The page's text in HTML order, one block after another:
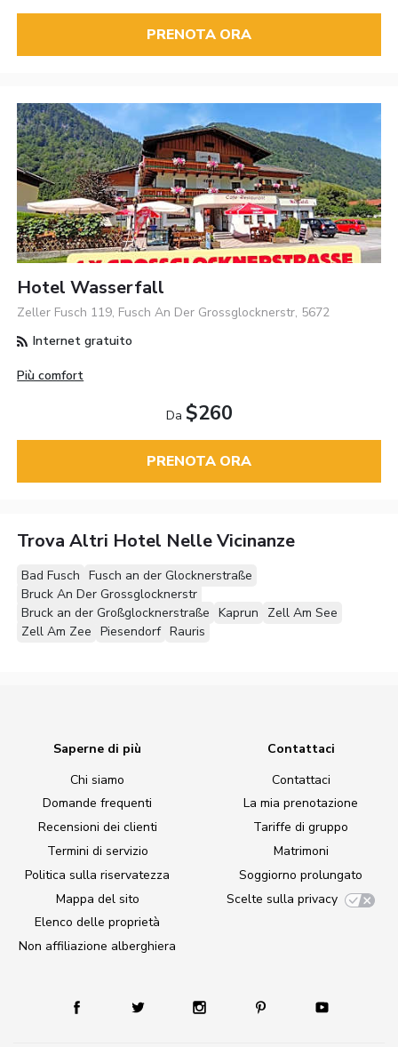
PRENOTA ORA
Hotel Wasserfall
Zeller Fusch 119, Fusch An Der Grossglocknerstr, 5672
Internet gratuito
Più comfort
Da $260
PRENOTA ORA
Trova Altri Hotel Nelle Vicinanze
Bad Fusch Fusch an der Glocknerstraße
Bruck An Der Grossglocknerstr
Bruck an der Großglocknerstraße Kaprun
Zell Am See
Zell Am Zee Piesendorf Rauris
Saperne di più
Chi siamo
Domande frequenti
Recensioni dei clienti
Termini di servizio
Politica sulla riservatezza
Mappa del sito
Elenco delle proprietà
Non affiliazione alberghiera
Contattaci
Contattaci
La mia prenotazione
Tariffe di gruppo
Matrimoni
Soggiorno prolungato
Scelte sulla privacy